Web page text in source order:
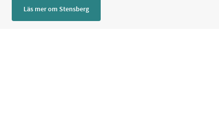
Läs mer om Stensberg